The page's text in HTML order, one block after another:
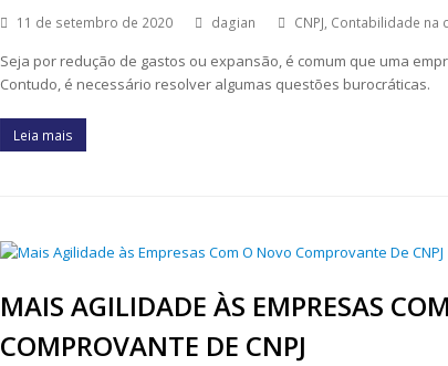
11 de setembro de 2020 dagian CNPJ, Contabilidade na
Seja por redução de gastos ou expansão, é comum que uma
Contudo, é necessário resolver algumas questões burocráticas.
Leia mais
MAIS AGILIDADE ÀS EMPRESAS
COMPROVANTE DE CNPJ